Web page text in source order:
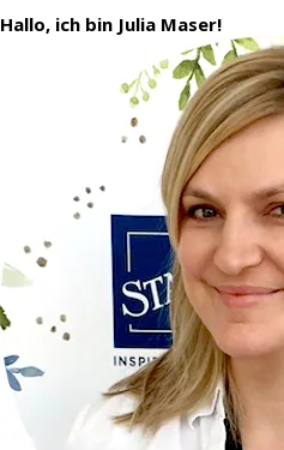
Hallo, ich bin Julia Maser!